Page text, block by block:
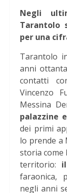
Negli
Tarantolo
per una
Tarantolo
anni
contatti
Vincenzo
Messina
palazzine
dei primi
lo prende a
storia come
territorio:
faraonica,
negli anni